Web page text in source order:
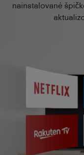
nainstalované